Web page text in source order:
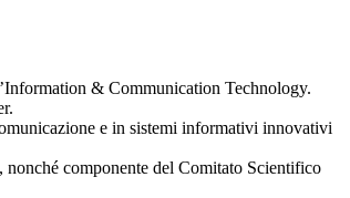
& Communication Technology.
e in sistemi informativi innovativi
componente del Comitato Scientifico